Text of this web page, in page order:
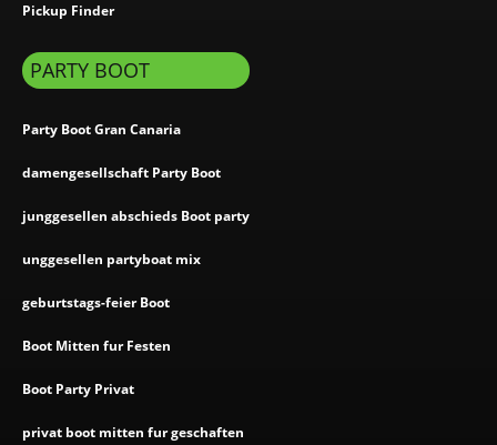
Pickup Finder
PARTY BOOT
Party Boot Gran Canaria
damengesellschaft Party Boot
junggesellen abschieds Boot party
unggesellen partyboat mix
geburtstags-feier Boot
Boot Mitten fur Festen
Boot Party Privat
privat boot mitten fur geschaften